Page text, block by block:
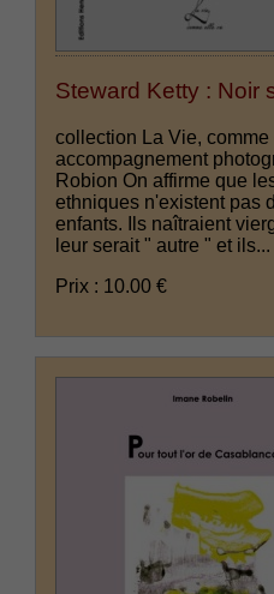
Steward Ketty : Noir
collection La Vie, comme
accompagnement
Robion On affirme que
ethniques n'existent pas
enfants. Ils naîtraient
leur serait " autre " et ils...
Prix : 10.00 €